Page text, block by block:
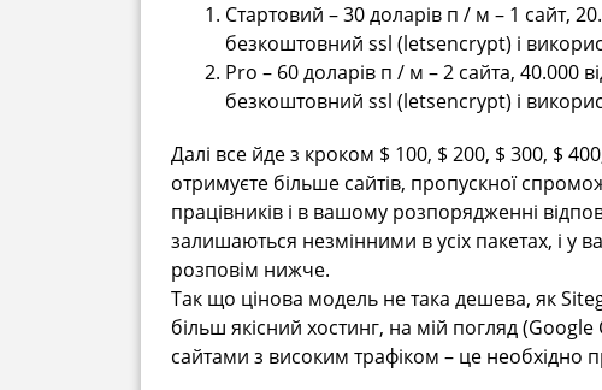
Стартовий – 30 доларів п / м – 1 сайт,
безкоштовний ssl (letsencrypt) і
Pro – 60 доларів п / м – 2 сайта, 40.000
безкоштовний ssl (letsencrypt) і
Далі все йде з кроком $ 100, $ 200, $ 300, $
отримуєте більше сайтів, пропускної
працівників і в вашому розпорядженні
залишаються незмінними в усіх пакетах, і у
розповім нижче.
Так що цінова модель не така дешева, як
більш якісний хостинг, на мій погляд
сайтами з високим трафіком – це необхідно